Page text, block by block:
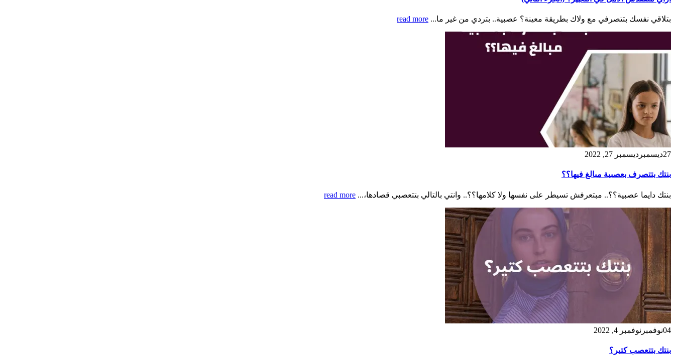
بتلاقي نفسك بتتصرفي مع ولاك بطريقة معينة؟ عصبية.. بتردي من غير ما... read more
27ديسمبر ديسمبر 27, 2022
بنتك بتتصرف بعصبية مبالغ فيها؟؟
بنتك دايما عصبية؟؟.. مبتعرفش تسيطر على نفسها ولا كلامها؟؟.. وانتي بالتالي بتتعصبي قصادها،... read more
04نوفمبر نوفمبر 4, 2022
بنتك بتتعصب كتير؟